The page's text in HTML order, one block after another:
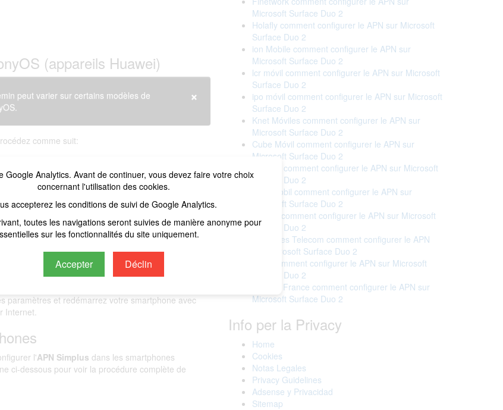
Google Analytics. Avant de continuer, vous devez faire votre choix
concernant l'utilisation des cookies.
accepterez les conditions de suivi de Google Analytics.
toutes les navigations seront suivies de manière anonyme pour
sur les fonctionnalités du site uniquement.
Accepter Déclin
(appareils Huawei)
×
peut varier sur certains modèles de
comme suit:
d'ajouter unAPN.
suivantes pour configurer l'APN Simplus:
paramètres et redémarrez votre smartphone avec
Internet.
l'APN Simplus dans les smartphones
ci-dessous pour voir la procédure complète de
Microsoft Surface Duo 2
Holafly comment configurer le APN sur Microsoft
Surface Duo 2
ion Mobile comment configurer le APN sur
Microsoft Surface Duo 2
lcr móvil comment configurer le APN sur Microsoft
Surface Duo 2
ipo móvil comment configurer le APN sur Microsoft
Surface Duo 2
Knet Móviles comment configurer le APN sur
Microsoft Surface Duo 2
Cube Móvil comment configurer le APN sur
Microsoft Surface Duo 2
Digame comment configurer le APN sur Microsoft
Surface Duo 2
DIGI mobil comment configurer le APN sur
Microsoft Surface Duo 2
Embou comment configurer le APN sur Microsoft
Surface Duo 2
Bouygues Telecom comment configurer le APN
sur Microsoft Surface Duo 2
Free comment configurer le APN sur Microsoft
Surface Duo 2
Orange France comment configurer le APN sur
Microsoft Surface Duo 2
Info per la Privacy
Home
Cookies
Notas Legales
Privacy Guidelines
Adsense y Privacidad
Sitemap